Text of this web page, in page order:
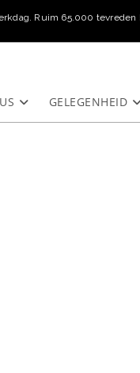
Ruim 65.000 tevreden
GELEGENHEID